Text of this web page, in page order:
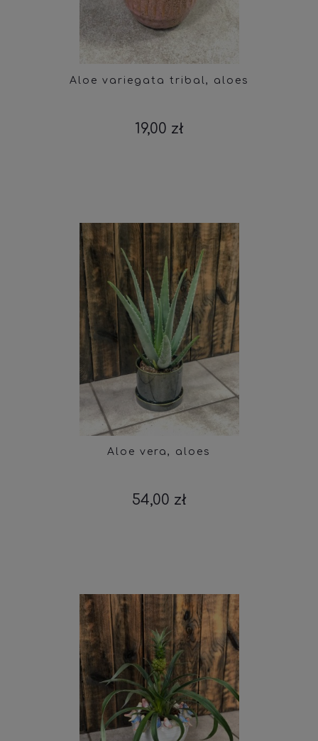
Aloe variegata tribal, aloes
19,00 zł
Aloe vera, aloes
54,00 zł